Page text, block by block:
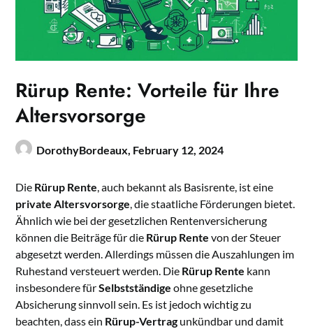
Rürup Rente: Vorteile für Ihre
Altersvorsorge
DorothyBordeaux, February 12, 2024
Die Rürup Rente, auch bekannt als Basisrente, ist eine
private Altersvorsorge, die staatliche Förderungen bietet.
Ähnlich wie bei der gesetzlichen Rentenversicherung
können die Beiträge für die Rürup Rente von der Steuer
abgesetzt werden. Allerdings müssen die Auszahlungen im
Ruhestand versteuert werden. Die Rürup Rente kann
insbesondere fürSelbstständige ohne gesetzliche
Absicherung sinnvoll sein. Es ist jedoch wichtig zu
beachten, dass ein Rürup-Vertrag unkündbar und damit